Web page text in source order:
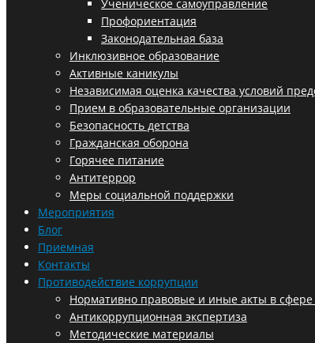
Ученическое самоуправление
Профориентация
Законодательная база
Инклюзивное образование
Активные каникулы
Независимая оценка качества условий
Прием в образовательные организации
Безопасность детства
Гражданская оборона
Горячее питание
Антитеррор
Меры социальной поддержки
Мероприятия
Блог
Приемная
Контакты
Противодействие коррупции
Нормативно правовые и иные акты в
Антикоррупционная экспертиза
Методические материалы